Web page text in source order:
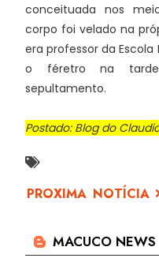
conceituada nos
corpo foi velado na
era professor da
o féretro na
sepultamento.
Postado: Blog do